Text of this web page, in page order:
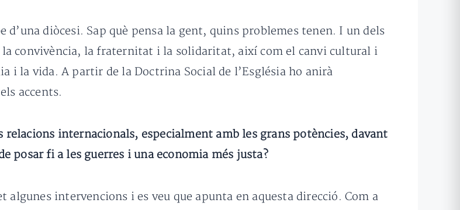
diòcesi. Sap què pensa la gent, quins problemes tenen. I un dels
la convivència, la fraternitat i la solidaritat, així com el canvi cultural i
i la vida. A partir de la Doctrina Social de l’Església ho anirà
accents.
relacions internacionals, especialment amb les grans potències, davant
posar fi a les guerres i una economia més justa?
intervencions i es veu que apunta en aquesta direcció. Com a